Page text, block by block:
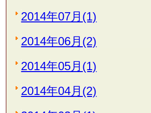
2014年07月(1)
2014年06月(2)
2014年05月(1)
2014年04月(2)